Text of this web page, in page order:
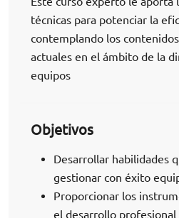
técnicas para potenciar la
contemplando los
actuales en el ámbito de la
equipos
Objetivos
Desarrollar habilidades
gestionar con éxito
Proporcionar los
el desarrollo